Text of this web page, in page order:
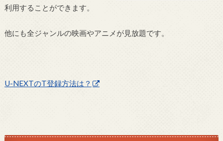
利用することができます。
他にも全ジャンルの映画やアニメが見放題です。
U-NEXTのT登録方法は？